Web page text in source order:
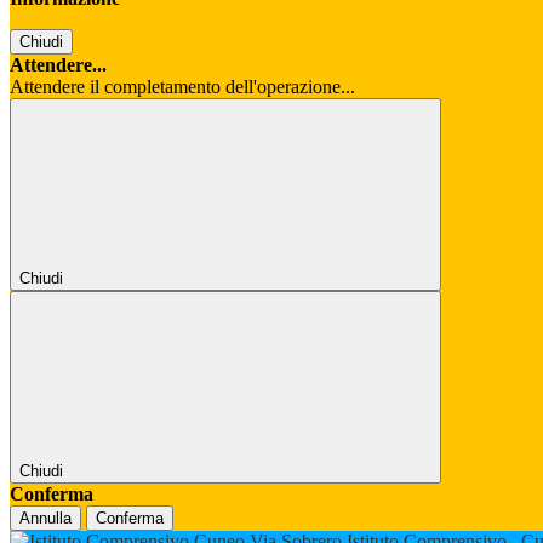
Chiudi
Attendere...
Attendere il completamento dell'operazione...
Chiudi
Chiudi
Conferma
Annulla Conferma